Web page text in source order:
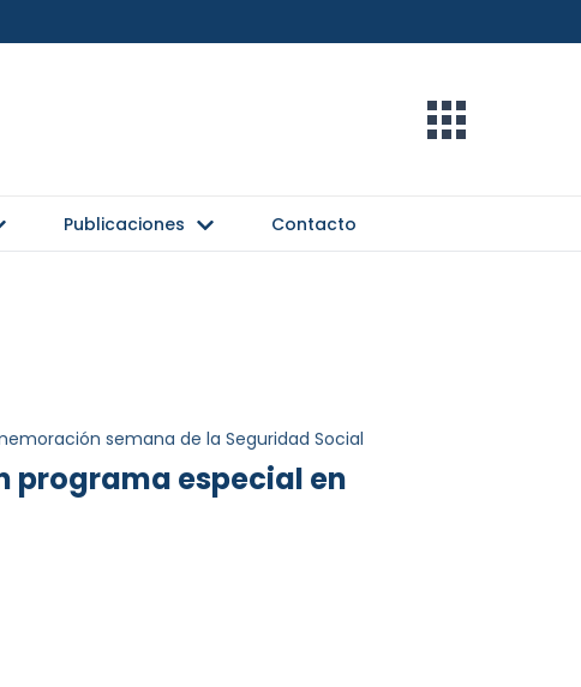
Publicaciones Contacto
semana de la Seguridad Social
programa especial en